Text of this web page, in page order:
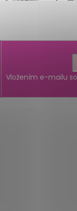
Vložením e-mailu